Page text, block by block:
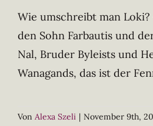
Wie umschreibt man
den Sohn Farbautis und
Nal, Bruder Byleists und
Wanagands, das ist der
Von Alexa Szeli | November 9th,